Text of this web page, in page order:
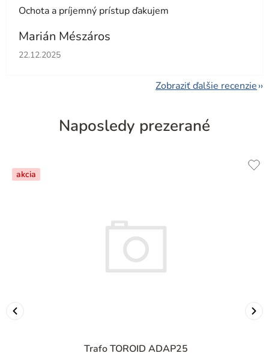
Ochota a príjemný prístup ďakujem
Marián Mészáros
Hodnotenie obchodu je 5 z 5 hviezdičiek.
22.12.2025
Zobraziť ďalšie recenzie
Naposledy prezerané
akcia
Trafo TOROID ADAP25